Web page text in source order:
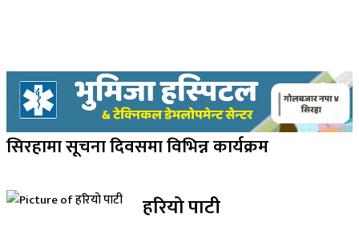
सिरहामा सूचना दिवसमा विभिन्न कार्यक्रम
हरियो पाटी